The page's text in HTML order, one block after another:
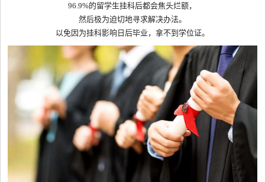
96.9%的留学生挂科后都会焦头烂额，
然后极为迫切地寻求解决办法。
以免因为挂科影响日后毕业，拿不到学位证。